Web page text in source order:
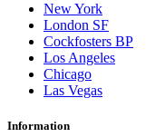
New York
London SF
Cockfosters BP
Los Angeles
Chicago
Las Vegas
Information